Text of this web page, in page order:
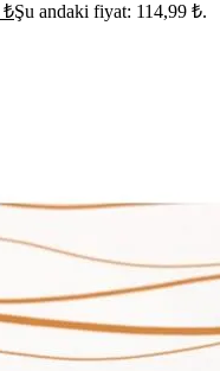
₺Şu andaki fiyat: 114,99 ₺.